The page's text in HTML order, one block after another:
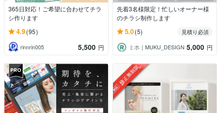
365日対応！ご希望に合わせてチラ
シ作ります
4.9(95)
rinnrin005 5,500 円
先着3名様限定！忙しいオーナー様
のチラシ制作します
5.0(5)
見積り必須
ミホ｜MUKU_DESIGN 5,000 円